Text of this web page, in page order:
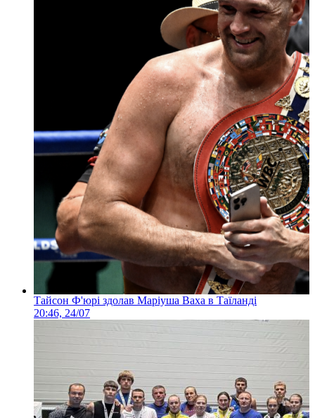
Тайсон Ф'юрі здолав Маріуша Ваха в Таїланді
20:46, 24/07